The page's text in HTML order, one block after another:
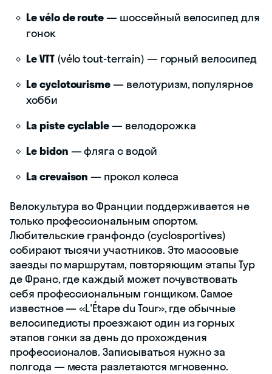
Le vélo de route— шоссейный велосипед для
гонок
Le VTT(vélo tout-terrain) — горный велосипед
Le cyclotourisme— велотуризм, популярное
хобби
La piste cyclable— велодорожка
Le bidon — фляга с водой
La crevaison — прокол колеса
Велокультура во Франции поддерживается не
только профессиональным спортом.
Любительские гранфондо (cyclosportives)
собирают тысячи участников. Это массовые
заезды по маршрутам, повторяющим этапы Тур
де Франс, где каждый может почувствовать
себя профессиональным гонщиком. Самое
известное — «L'Étape du Tour», где обычные
велосипедисты проезжают один из горных
этапов гонки за день до прохождения
профессионалов. Записываться нужно за
полгода — места разлетаются мгновенно.